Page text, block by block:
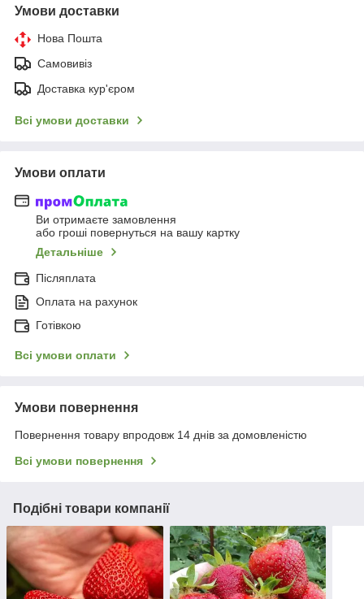
Умови доставки
Нова Пошта
Самовивіз
Доставка кур'єром
Всі умови доставки
Умови оплати
Ви отримаєте замовлення
або гроші повернуться на вашу картку
Детальніше
Післяплата
Оплата на рахунок
Готівкою
Всі умови оплати
Умови повернення
Повернення товару впродовж 14 днів за домовленістю
Всі умови повернення
Подібні товари компанії